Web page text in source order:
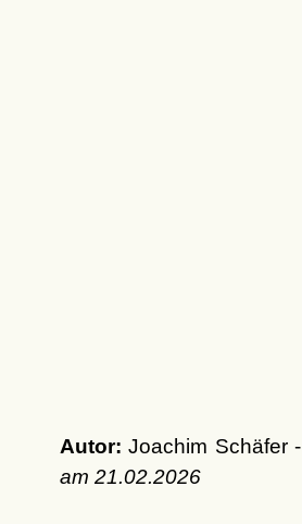
Autor: Joachim Schäfer -
am 21.02.2026